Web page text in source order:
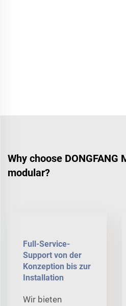
Why choose DONGFANG
modular?
Full-Service-
Support von der
Konzeption bis zur
Installation
Wir bieten